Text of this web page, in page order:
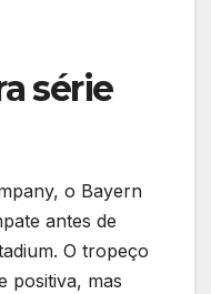
série
o Bayern
antes de
O tropeço
positiva, mas